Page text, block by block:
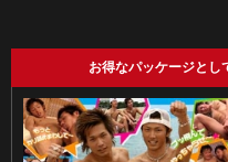
お得なパッケージとし